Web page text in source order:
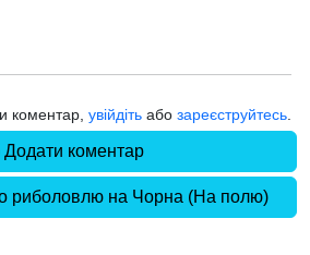
коментар, увійдіть або зареєструйтесь
Додати коментар
риболовлю на Чорна (На полю)